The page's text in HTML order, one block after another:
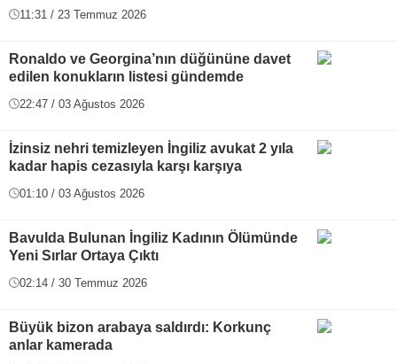
11:31 / 23 Temmuz 2026
Ronaldo ve Georgina’nın düğününe davet
edilen konukların listesi gündemde
22:47 / 03 Ağustos 2026
İzinsiz nehri temizleyen İngiliz avukat 2 yıla
kadar hapis cezasıyla karşı karşıya
01:10 / 03 Ağustos 2026
Bavulda Bulunan İngiliz Kadının Ölümünde
Yeni Sırlar Ortaya Çıktı
02:14 / 30 Temmuz 2026
Büyük bizon arabaya saldırdı: Korkunç
anlar kamerada